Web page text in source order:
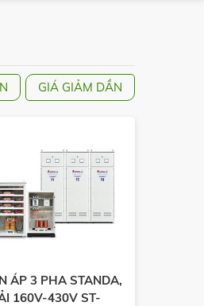
GIÁ GIẢM DẦN
ÁP 3 PHA STANDA,
160V-430V ST-